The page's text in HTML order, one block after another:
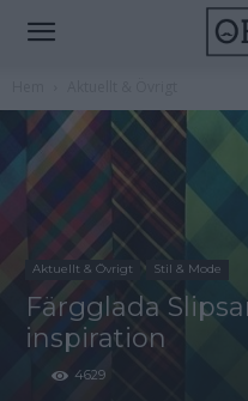
Aktuellt & Övrigt Stil & Mode
Färgglada
inspiration
4629